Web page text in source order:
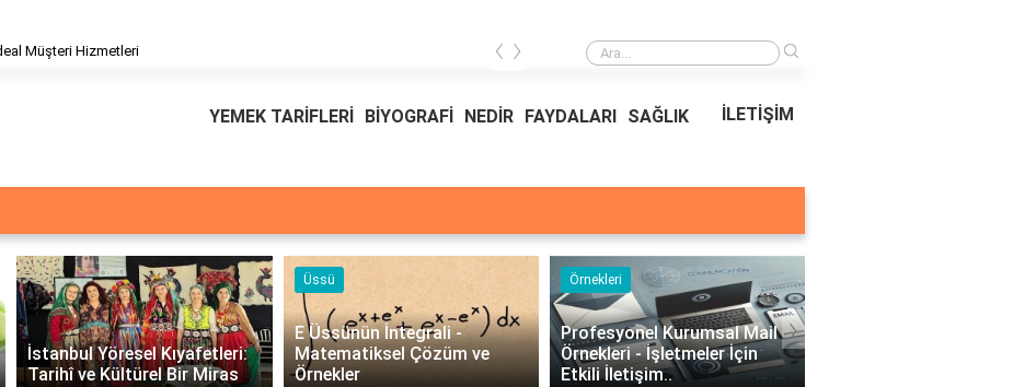
Müşteri Hizmetleri Ödeal Müşteri Hizmetleri
‹ ›
YEMEK TARİFLERİ BİYOGRAFİ NEDİR FAYDALARI SAĞLIK İLETİŞİM
İstanbul Yöresel Kıyafetleri:
Tarihî ve Kültürel Bir Miras
Üssü
E Üssünün İntegrali -
Matematiksel Çözüm ve
Örnekler
Örnekleri
Profesyonel Kurumsal Mail
Örnekleri - İşletmeler İçin
Etkili İletişim..
›